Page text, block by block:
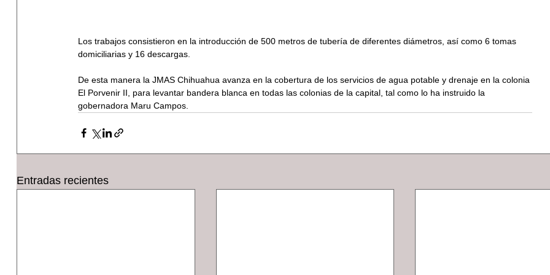
Los trabajos consistieron en la introducción de 500 metros de tubería de diferentes diámetros, así como 6 tomas
domiciliarias y 16 descargas.
De esta manera la JMAS Chihuahua avanza en la cobertura de los servicios de agua potable y drenaje en la colonia
El Porvenir II, para levantar bandera blanca en todas las colonias de la capital, tal como lo ha instruido la
gobernadora Maru Campos.
Entradas recientes